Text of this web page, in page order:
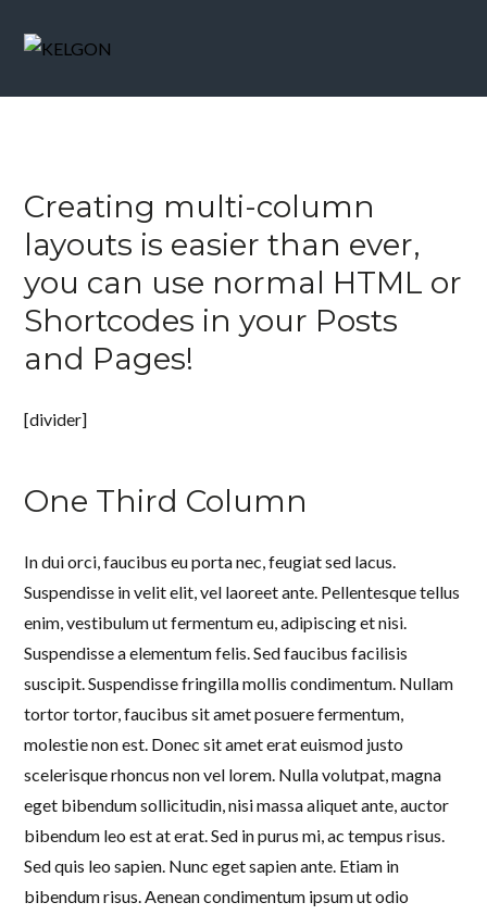
Creating multi-column
layouts is easier than ever,
you can use normal HTML or
Shortcodes in your Posts
and Pages!
[divider]
One Third Column
In dui orci, faucibus eu porta nec, feugiat sed lacus.
Suspendisse in velit elit, vel laoreet ante. Pellentesque tellus
enim, vestibulum ut fermentum eu, adipiscing et nisi.
Suspendisse a elementum felis. Sed faucibus facilisis
suscipit. Suspendisse fringilla mollis condimentum. Nullam
tortor tortor, faucibus sit amet posuere fermentum,
molestie non est. Donec sit amet erat euismod justo
scelerisque rhoncus non vel lorem. Nulla volutpat, magna
eget bibendum sollicitudin, nisi massa aliquet ante, auctor
bibendum leo est at erat. Sed in purus mi, ac tempus risus.
Sed quis leo sapien. Nunc eget sapien ante. Etiam in
bibendum risus. Aenean condimentum ipsum ut odio